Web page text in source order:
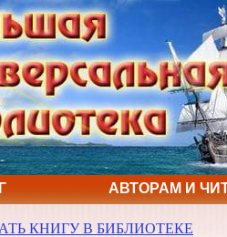
АВТОРАМ И
КНИГУ В БИБЛИОТЕКЕ